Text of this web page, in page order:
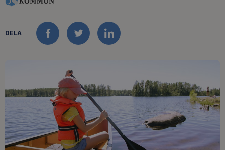
DELA
FACEBOOKTWITTERLINKEDIN